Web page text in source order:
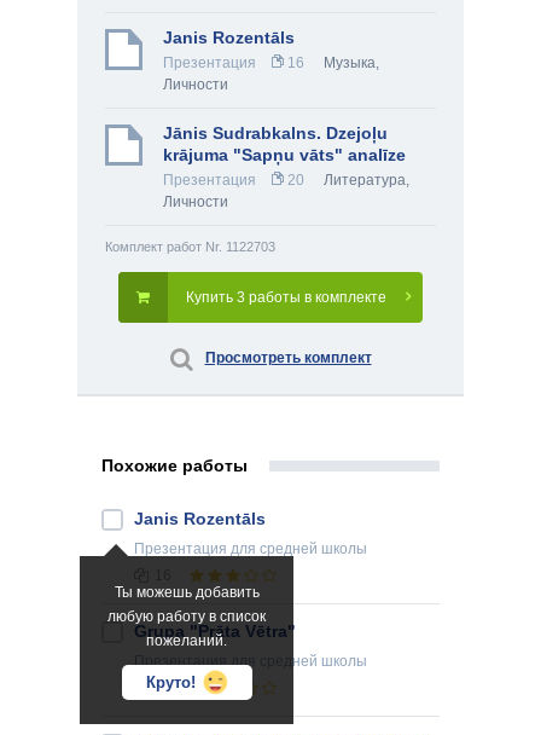
Janis Rozentāls
Презентация 16 Музыка,
Личности
Jānis Sudrabkalns. Dzejoļu
krājuma "Sapņu vāts" analīze
Презентация 20 Литература,
Личности
Комплект работ Nr. 1122703
Купить 3 работы в комплекте
Просмотреть комплект
Похожие работы
Ты можешь добавить
любую работу в список
пожеланий.
Круто!
Janis Rozentāls
Презентация для средней школы
Grupa "Prāta Vētra"
Презентациядля средней школы
69